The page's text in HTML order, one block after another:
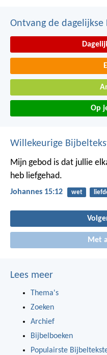
Ontvang de dagelijkse
Op
Willekeurige
Mijn gebod is dat jullie
heb liefgehad.
Johannes 15:12 wet
Met
Lees meer
Thema's
Zoeken
Archief
Bijbelboeken
Populairste